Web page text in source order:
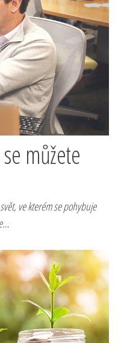
můžete
ve kterém se pohybuje